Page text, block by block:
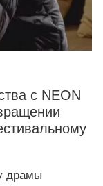
с NEON
драмы